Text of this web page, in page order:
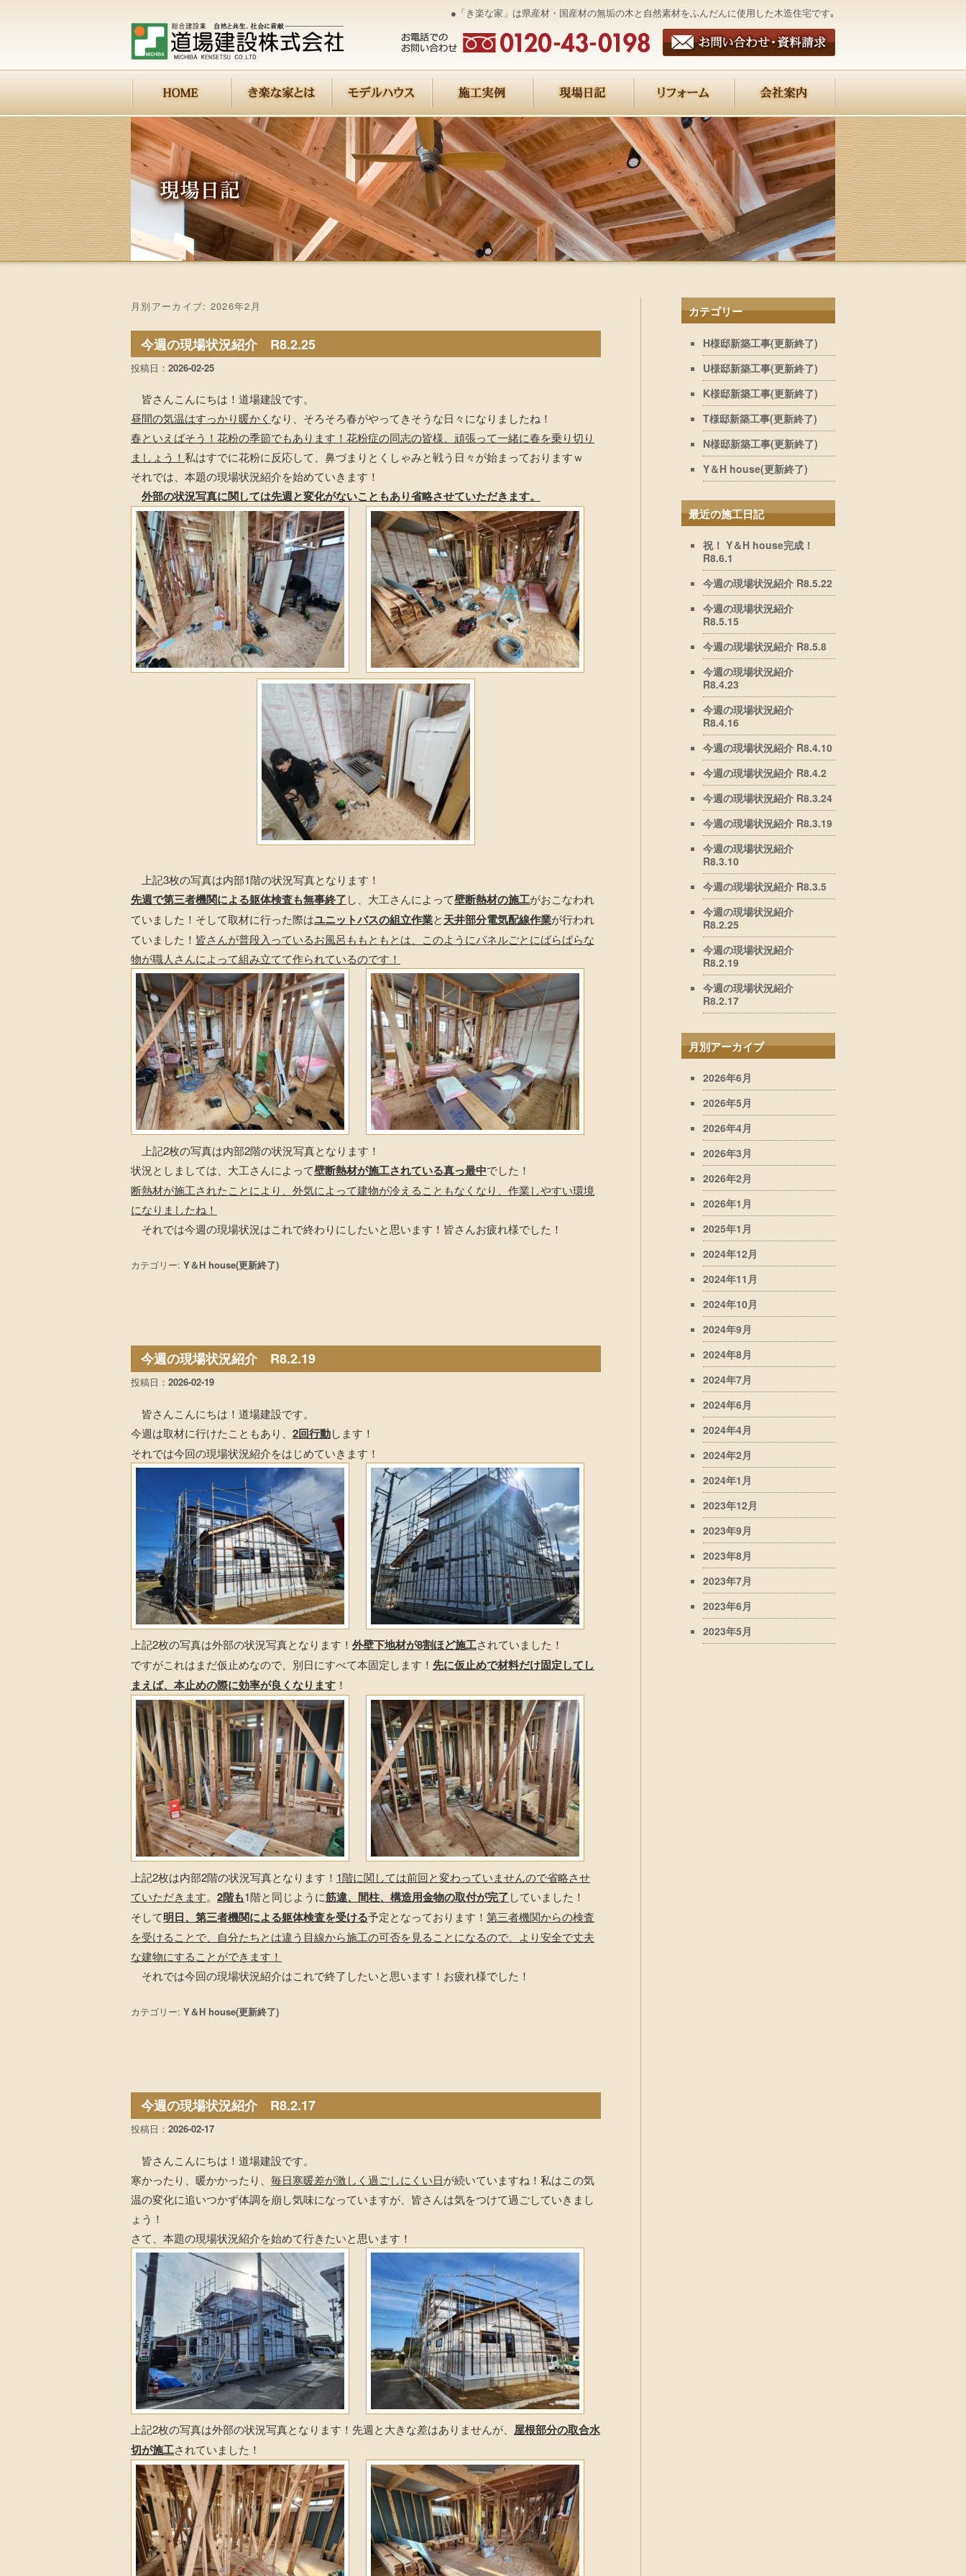
●「き楽な家」は県産材・国産材の無垢の木と自然素材をふんだんに使用した木造住宅です｡
月別アーカイブ: 2026年2月
今週の現場状況紹介 R8.2.25
投稿日： 2026-02-25
皆さんこんにちは！道場建設です。
昼間の気温はすっかり暖かく なり、そろそろ春がやってきそうな日々になりましたね！
春といえばそう！花粉の季節でもあります！花粉症の同志の皆様、頑張って一緒に春を乗り切り
ましょう！ 私はすでに花粉に反応して、鼻づまりとくしゃみと戦う日々が始まっておりますｗ
それでは、本題の現場状況紹介を始めていきます！
外部の状況写真に関しては先週と変化がないこともあり省略させていただきます。
上記3枚の写真は内部1階の状況写真となります！
先週で第三者機関による躯体検査も無事終了し、大工さんによって壁断熱材の施工がおこなわれ
ていました！そして取材に行った際はユニットバスの組立作業と天井部分電気配線作業が行われ
ていました！ 皆さんが普段入っているお風呂ももともとは、このようにパネルごとにばらばらな
物が職人さんによって組み立てて作られているのです！
上記2枚の写真は内部2階の状況写真となります！
状況としましては、大工さんによって壁断熱材が施工されている真っ最中でした！
断熱材が施工されたことにより、外気によって建物が冷えることもなくなり、作業しやすい環境
になりましたね！
それでは今週の現場状況はこれで終わりにしたいと思います！皆さんお疲れ様でした！
カテゴリー: Y＆H house(更新終了)
今週の現場状況紹介 R8.2.19
投稿日： 2026-02-19
皆さんこんにちは！道場建設です。
今週は取材に行けたこともあり、 2回行動します！
それでは今回の現場状況紹介をはじめていきます！
上記2枚の写真は外部の状況写真となります！ 外壁下地材が8割ほど施工されていました！
ですがこれはまだ仮止めなので、別日にすべて本固定します！ 先に仮止めで材料だけ固定してし
まえば、本止めの際に効率が良くなります ！
上記2枚は内部2階の状況写真となります！ 1階に関しては前回と変わっていませんので省略させ
ていただきます。 2階も1階と同じように筋違、間柱、構造用金物の取付が完了していました！
そして明日、第三者機関による躯体検査を受ける予定となっております！ 第三者機関からの検査
を受けることで、自分たちとは違う目線から施工の可否を見ることになるので、より安全で丈夫
な建物にすることができます！
それでは今回の現場状況紹介はこれで終了したいと思います！お疲れ様でした！
カテゴリー: Y＆H house(更新終了)
今週の現場状況紹介 R8.2.17
投稿日： 2026-02-17
皆さんこんにちは！道場建設です。
寒かったり、暖かかったり、 毎日寒暖差が激しく過ごしにくい日が続いていますね！私はこの気
温の変化に追いつかず体調を崩し気味になっていますが、皆さんは気をつけて過ごしていきまし
ょう！
さて、本題の現場状況紹介を始めて行きたいと思います！
上記2枚の写真は外部の状況写真となります！先週と大きな差はありませんが、 屋根部分の取合水
切が施工されていました！
カテゴリー
H様邸新築工事(更新終了)
U様邸新築工事(更新終了)
K様邸新築工事(更新終了)
T様邸新築工事(更新終了)
N様邸新築工事(更新終了)
Y＆H house(更新終了)
最近の施工日記
祝！ Y＆H house完成！
R8.6.1
今週の現場状況紹介 R8.5.22
今週の現場状況紹介
R8.5.15
今週の現場状況紹介 R8.5.8
今週の現場状況紹介
R8.4.23
今週の現場状況紹介
R8.4.16
今週の現場状況紹介 R8.4.10
今週の現場状況紹介 R8.4.2
今週の現場状況紹介 R8.3.24
今週の現場状況紹介 R8.3.19
今週の現場状況紹介
R8.3.10
今週の現場状況紹介 R8.3.5
今週の現場状況紹介
R8.2.25
今週の現場状況紹介
R8.2.19
今週の現場状況紹介
R8.2.17
月別アーカイブ
2026年6月
2026年5月
2026年4月
2026年3月
2026年2月
2026年1月
2025年1月
2024年12月
2024年11月
2024年10月
2024年9月
2024年8月
2024年7月
2024年6月
2024年4月
2024年2月
2024年1月
2023年12月
2023年9月
2023年8月
2023年7月
2023年6月
2023年5月